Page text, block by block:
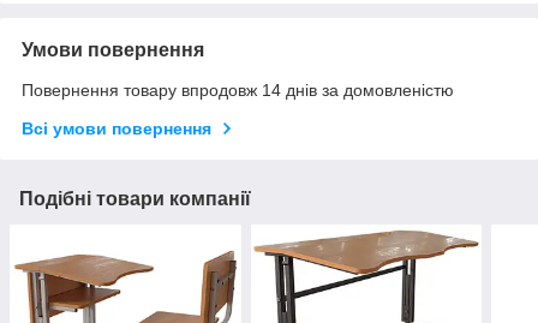
Умови повернення
Повернення товару впродовж 14 днів за домовленістю
Всі умови повернення
Подібні товари компанії